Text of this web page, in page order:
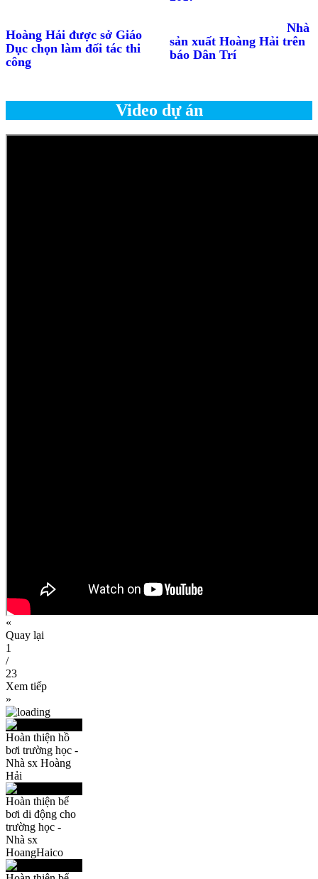
Hoàng Hải được sở Giáo
Dục chọn làm đối tác thi
công
Nhà
sản xuất Hoàng Hải trên
báo Dân Trí
Video dự án
«
Quay lại
1
/
23
Xem tiếp
»
Hoàn thiện hồ
bơi trường học -
Nhà sx Hoàng
Hải
Hoàn thiện bể
bơi di động cho
trường học -
Nhà sx
HoangHaico